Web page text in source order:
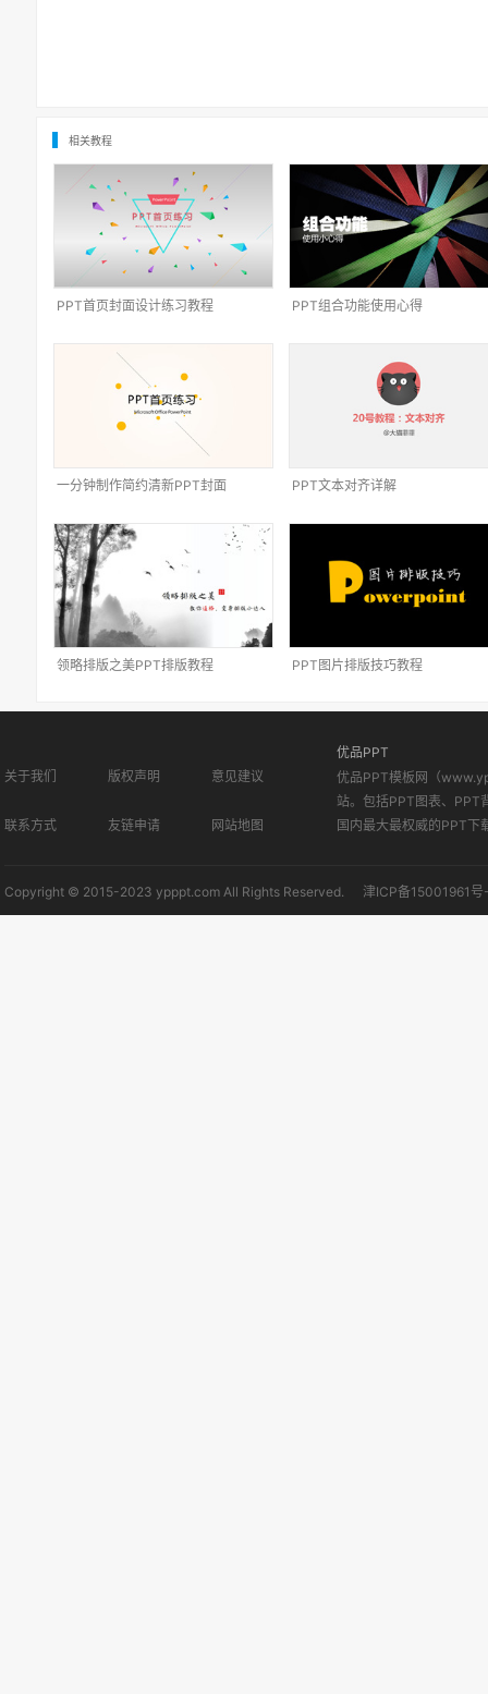
相关教程
PPT首页封面设计练习教程 PPT组合功能使用心得
一分钟制作简约清新PPT封面 PPT文本对齐详解
领略排版之美PPT排版教程 PPT图片排版技巧教程
关于我们 版权声明 意见建议
联系方式 友链申请 网站地图
优品PPT
优品PPT模板网（
站。包括PPT图表、PPT
国内最大最权威的PPT下
Copyright © 2015-2023 ypppt.com All Rights Reserved. 津ICP备15001961号